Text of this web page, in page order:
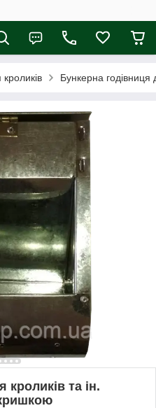
кроликів Бункерна годівниця
кроликів та ін.